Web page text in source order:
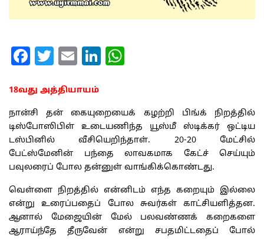
Facebook
Twitter
EmailLinkedIn
18வது அத்தியாயம்
நான்சி தன் கையுறையைக் கழற்றி பிங்க் நிறத்தில்
டிஸ்போஸிபிள் உடையணிந்த யூஸ்மீ ஸ்டிக்கர் ஒட்டிய
டஸ்பினில் வீசியெறிந்தாள். 20-20 மேட்சில்
பேட்ஸ்மேனின் பந்தை லாவகமாக கேட்ச் செய்யும்
பவுலரைப் போல தன்னுள் வாங்கிக்கொண்டது.
வெள்ளை நிறத்தில் என்னிடம் எந்த கறையும் இல்லை
என்று உரைப்பதைப் போல சுவர்கள் காட்சியளித்தன.
ஆனால் மேஜையின் மேல் பலவண்ணக் கறைகளை
ஆராய்ந்தே தீருவேன் என்று சபதமிட்டதைப் போல்